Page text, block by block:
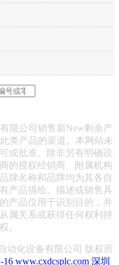
限公司销售新New剩余产
类产品的渠道。本网站未
或批准。除非另有明确说
的授权经销商、附属机构
牌名称和品牌均为其各自
产品描绘、描述或销售具
产品仅用于识别目的，并
属关系或获得任何权利持
。
动化设备有限公司 版权所
16 www.cxdcsplc.com 深圳